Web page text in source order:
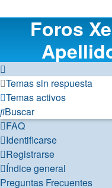
Foros
Temas sin respuesta
Temas activos
Buscar
FAQ
Identificarse
Registrarse
Índice general
Preguntas Frecuentes